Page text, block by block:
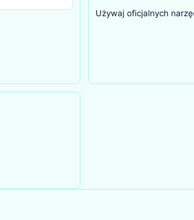
Używaj oficjalnych